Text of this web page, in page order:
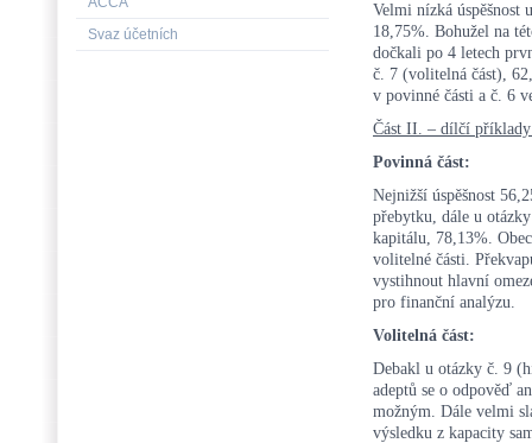
Velmi nízká úspěšnost
18,75%. Bohužel na
dočkali po 4 letech
č. 7 (volitelná část),
v povinné části a č. 6
Část II. – dílčí příklady
Povinná část:
Nejnižší úspěšnost
přebytku, dále u
kapitálu, 78,13%.
volitelné části.
vystihnout hlavní
pro finanční analýzu.
Volitelná část:
Debakl u otázky č. 9
adeptů se o odpověď
možným. Dále velmi
výsledku z kapacity
Svaz účetních